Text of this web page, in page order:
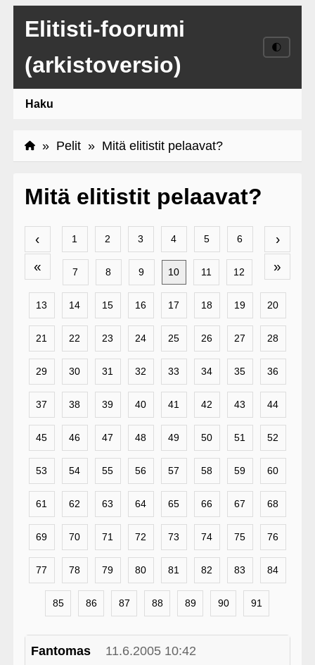
Elitisti-foorumi
(arkistoversio)
🌓
Haku
» Pelit» Mitä elitistit pelaavat?
Mitä elitistit pelaavat?
‹
«
›
»
1 2 3 4 5 6
7 8 9 10 11 12
13 14 15 16 17 18 19 20
21 22 23 24 25 26 27 28
29 30 31 32 33 34 35 36
37 38 39 40 41 42 43 44
45 46 47 48 49 50 51 52
53 54 55 56 57 58 59 60
61 62 63 64 65 66 67 68
69 70 71 72 73 74 75 76
77 78 79 80 81 82 83 84
85 86 87 88 89 90 91
Fantomas 11.6.2005 10:42